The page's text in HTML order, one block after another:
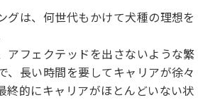
グは、何世代もかけて犬種の理想を
アフェクテッドを出さないような繁
、長い時間を要してキャリアが徐々
終的にキャリアがほとんどいない状